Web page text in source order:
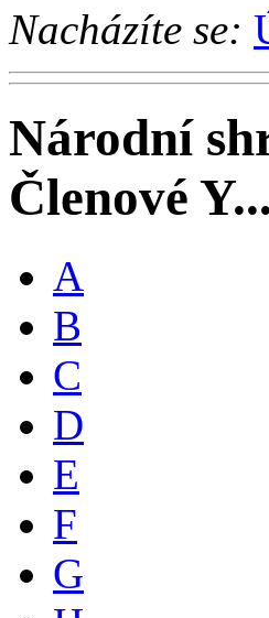
Nacházíte se:
Národní
Členové Y...
A
B
C
D
E
F
G